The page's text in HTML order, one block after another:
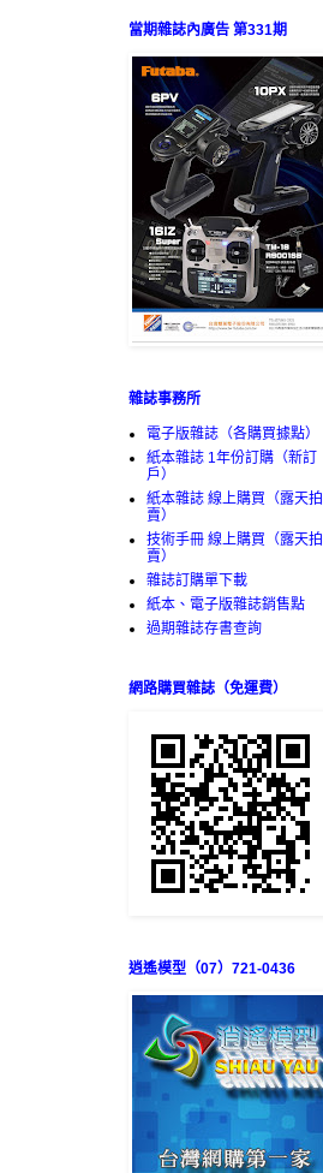
當期雜誌內廣告 第331期
雜誌事務所
電子版雜誌（各購買據點）
紙本雜誌 1年份訂購（新訂
戶）
紙本雜誌 線上購買（露天拍
賣）
技術手冊 線上購買（露天拍
賣）
雜誌訂購單下載
紙本、電子版雜誌銷售點
過期雜誌存書查詢
網路購買雜誌（免運費）
逍遙模型（07）721-0436